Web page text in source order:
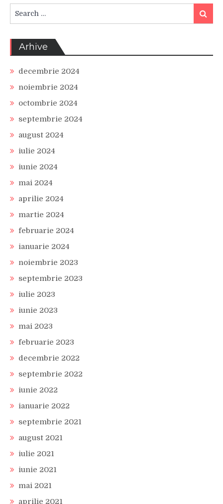
for:
Search
Arhive
decembrie 2024
noiembrie 2024
octombrie 2024
septembrie 2024
august 2024
iulie 2024
iunie 2024
mai 2024
aprilie 2024
martie 2024
februarie 2024
ianuarie 2024
noiembrie 2023
septembrie 2023
iulie 2023
iunie 2023
mai 2023
februarie 2023
decembrie 2022
septembrie 2022
iunie 2022
ianuarie 2022
septembrie 2021
august 2021
iulie 2021
iunie 2021
mai 2021
aprilie 2021